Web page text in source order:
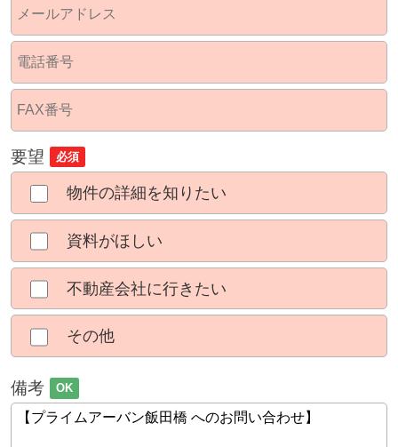
要望 必須
物件の詳細を知りたい
資料がほしい
不動産会社に行きたい
その他
備考 OK